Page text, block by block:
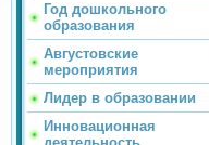
Год дошкольного
образования
Августовские
мероприятия
Лидер в образовании
Инновационная